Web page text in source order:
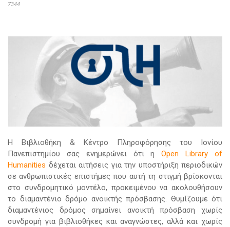
7344
Η Βιβλιοθήκη & Κέντρο Πληροφόρησης του Ιονίου
Πανεπιστημίου σας ενημερώνει ότι ηOpen Library of
Humanities δέχεται αιτήσεις για την υποστήριξη περιοδικών
σε ανθρωπιστικές επιστήμες που αυτή τη στιγμή βρίσκονται
στο συνδρομητικό μοντέλο, προκειμένου να ακολουθήσουν
το διαμαντένιο δρόμο ανοικτής πρόσβασης. Θυμίζουμε ότι
διαμαντένιος δρόμος σημαίνει ανοικτή πρόσβαση χωρίς
συνδρομή για βιβλιοθήκες και αναγνώστες, αλλά και χωρίς